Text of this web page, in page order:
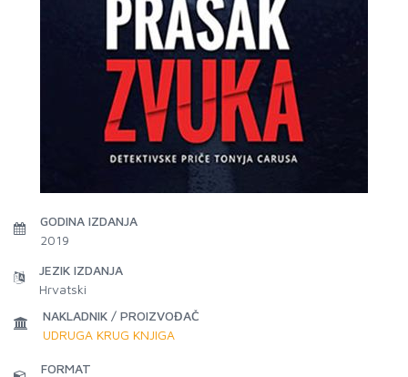
GODINA IZDANJA
2019
JEZIK IZDANJA
Hrvatski
NAKLADNIK / PROIZVOĐAČ
UDRUGA KRUG KNJIGA
FORMAT